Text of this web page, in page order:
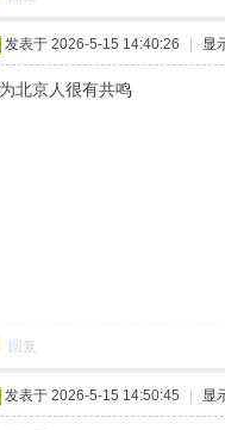
发表于 2026-5-15 14:40:26 显
北京人很有共鸣
回复
发表于 2026-5-15 14:50:45 显